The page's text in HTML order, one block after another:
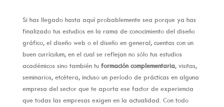
Si has llegado hasta aquí probablemente sea porque ya has
finalizado tus estudios en la rama de conocimiento del diseño
gráfico, el diseño web o el diseño en general, cuentas con un
buen currículum, en el cual se reflejan no sólo tus estudios
académicos sino también tu formación complementaria, visitas,
seminarios, etcétera, incluso un período de prácticas en alguna
empresa del sector que te aporta ese factor de experiencia
que todas las empresas exigen en la actualidad. Con todo